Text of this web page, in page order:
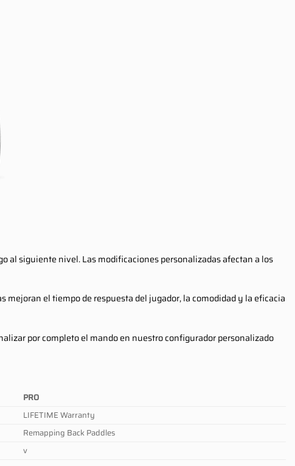
al siguiente nivel. Las modificaciones personalizadas afectan a los
mejoran el tiempo de respuesta del jugador, la comodidad y la eficacia
por completo el mando en nuestro configurador personalizado
PRO
LIFETIME Warranty
Remapping Back Paddles
v